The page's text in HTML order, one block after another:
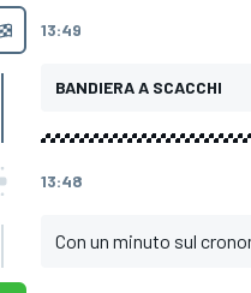
13:49
BANDIERA A SCACCHI
13:48
Con un minuto sul